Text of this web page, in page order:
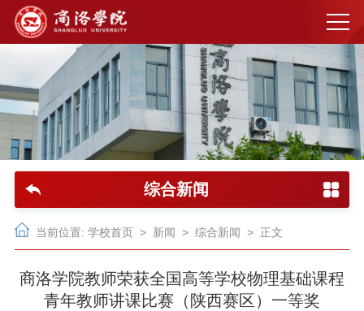
综合新闻
当前位置: 学校首页 > 新闻 > 综合新闻 > 正文
商洛学院教师荣获全国高等学校物理基础课程
青年教师讲课比赛（陕西赛区）一等奖